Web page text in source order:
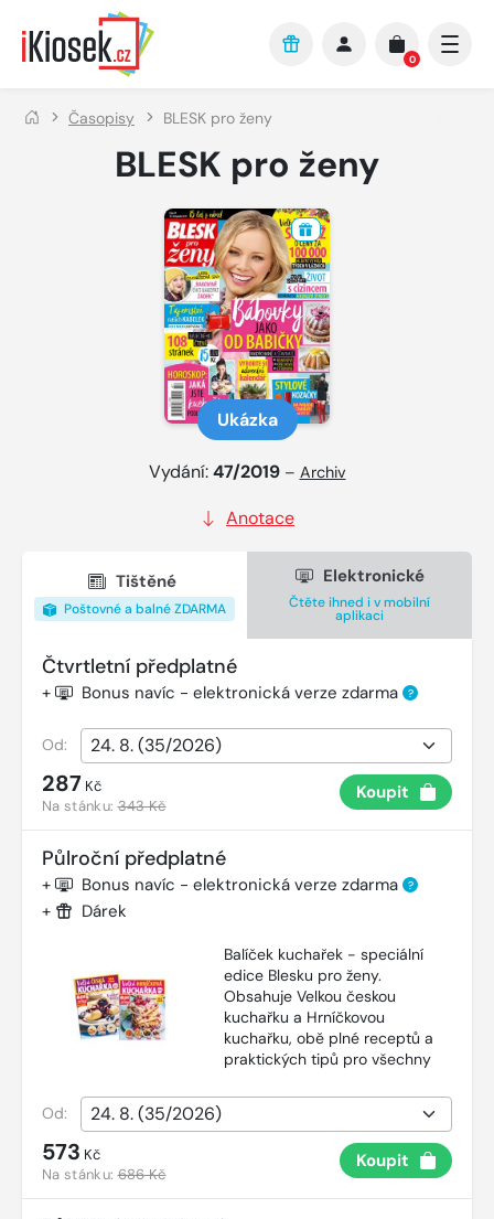
Přejít na hlavní obsah
0
Časopisy BLESK pro ženy
BLESK pro ženy
Ukázka
Vydání:47/2019 – Archiv
Anotace
Tištěné
Poštovné a balné ZDARMA
Elektronické
Čtěte ihned i v mobilní
aplikaci
Čtvrtletní předplatné
+ Bonus navíc - elektronická verze zdarma ?
Od:
287 Kč
Na stánku:343 Kč
Koupit
Půlroční předplatné
+ Bonus navíc - elektronická verze zdarma ?
+ Dárek
Balíček kuchařek - speciální
edice Blesku pro ženy.
Obsahuje Velkou českou
kuchařku a Hrníčkovou
kuchařku, obě plné receptů a
praktických tipů pro všechny
Od:
573 Kč
Na stánku:686 Kč
Koupit